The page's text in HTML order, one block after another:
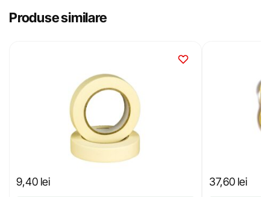
Produse similare
9,40 lei 37,60 lei